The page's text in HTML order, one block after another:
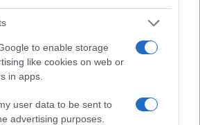
to enable storage
like cookies on web or
in apps.
user data to be sent to
advertising purposes.
tre livelli beach-friendly